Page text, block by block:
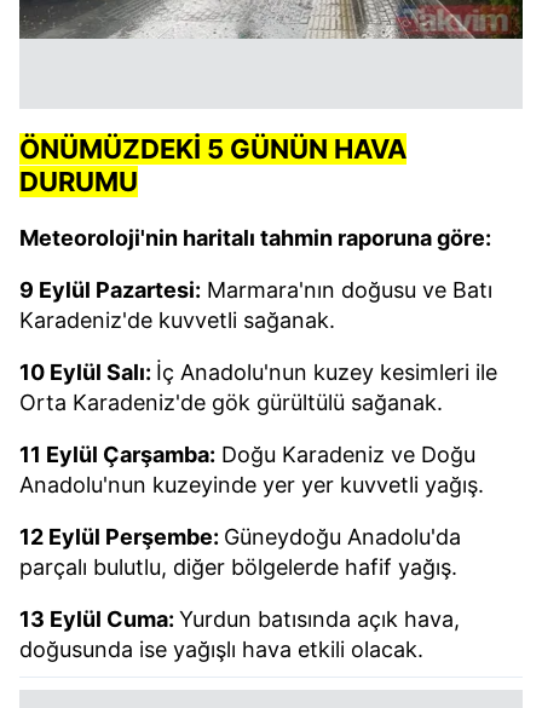
ÖNÜMÜZDEKİ 5 GÜNÜN HAVA
DURUMU
Meteoroloji'nin haritalı tahmin raporuna göre:
9 Eylül Pazartesi: Marmara'nın doğusu ve Batı
Karadeniz'de kuvvetli sağanak.
10 Eylül Salı: İç Anadolu'nun kuzey kesimleri ile
Orta Karadeniz'de gök gürültülü sağanak.
11 Eylül Çarşamba: Doğu Karadeniz ve Doğu
Anadolu'nun kuzeyinde yer yer kuvvetli yağış.
12 Eylül Perşembe: Güneydoğu Anadolu'da
parçalı bulutlu, diğer bölgelerde hafif yağış.
13 Eylül Cuma: Yurdun batısında açık hava,
doğusunda ise yağışlı hava etkili olacak.